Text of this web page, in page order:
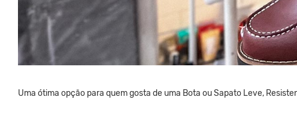
Uma ótima opção para quem gosta de uma Bota ou Sapato Leve,